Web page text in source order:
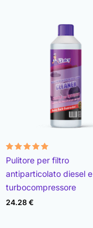
Valutato
4.96
su 5
Pulitore per filtro
antiparticolato diesel e
turbocompressore
24.28 €